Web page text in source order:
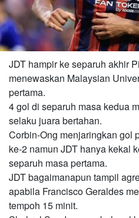
JDT hampir ke separuh akhir
menewaskan Malaysian
pertama.
4 gol di separuh masa kedua
selaku juara bertahan.
Corbin-Ong menjaringkan gol
ke-2 namun JDT hanya kekal
separuh masa pertama.
JDT bagaimanapun tampil
apabila Francisco Geraldes
tempoh 15 minit.